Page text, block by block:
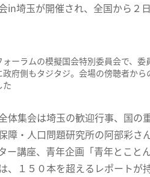
in埼玉が開催され、全国から２
ーラムの模擬国会特別委員会で、委
政府側もタジタジ。会場の傍聴者か
た
体集会は埼玉の歓迎行事、国の
障・人口問題研究所の阿部彩さ
ー講座、青年企画「青年とこと
、１５０本を超えるレポート